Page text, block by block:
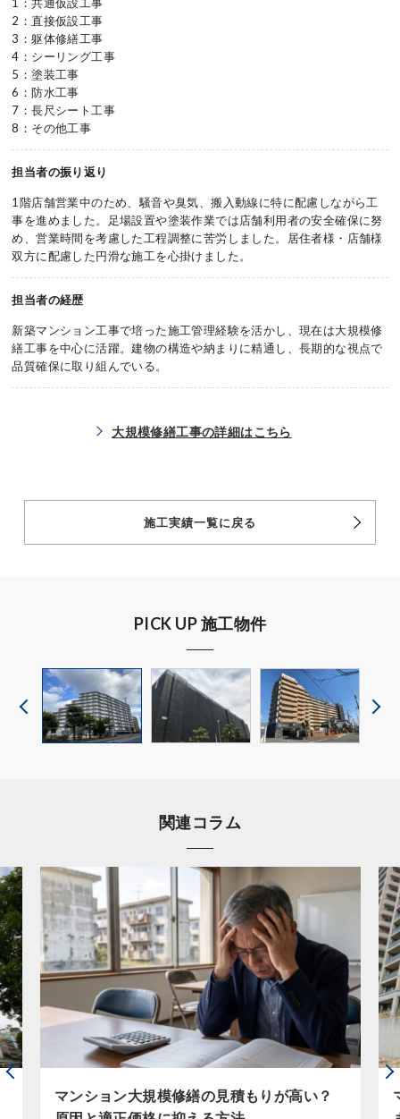
2：直接仮設工事
3：躯体修繕工事
4：シーリング工事
5：塗装工事
6：防水工事
7：長尺シート工事
8：その他工事
担当者の振り返り
1階店舗営業中のため、騒音や臭気、搬入動線に特に配慮しながら工
事を進めました。足場設置や塗装作業では店舗利用者の安全確保に努
め、営業時間を考慮した工程調整に苦労しました。居住者様・店舗様
双方に配慮した円滑な施工を心掛けました。
担当者の経歴
新築マンション工事で培った施工管理経験を活かし、現在は大規模修
繕工事を中心に活躍。建物の構造や納まりに精通し、長期的な視点で
品質確保に取り組んでいる。
大規模修繕工事の詳細はこちら
施工実績一覧に戻る
PICK UP 施工物件
関連コラム
マンション大規模修繕の見積もりが高い？